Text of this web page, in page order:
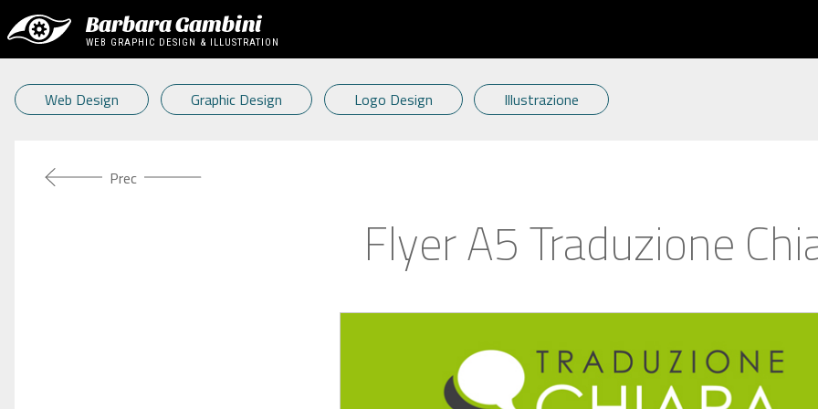
Barbara Gambini
WEB GRAPHIC DESIGN & ILLUSTRATION
Web Design Graphic Design Logo Design Illustrazione
Articolo precedente: Brandizzazione Automezzo
Prec
Flyer A5 Traduzione